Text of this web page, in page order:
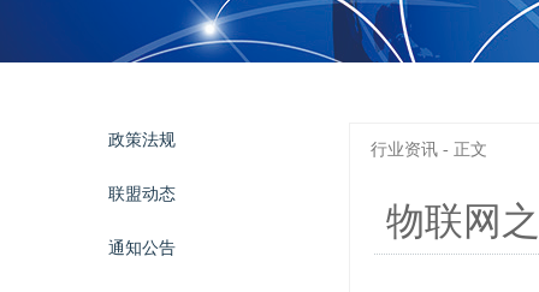
政策法规
联盟动态
通知公告
行业资讯 - 正文
物联网